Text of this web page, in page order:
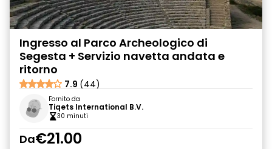
Ingresso al Parco Archeologico di
Segesta + Servizio navetta andata e
ritorno
7.9 (44)
Fornito da
Tiqets International B.V.
30 minuti
Da€21.00